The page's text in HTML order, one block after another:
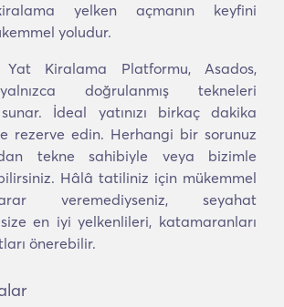
yelken açmanın keyfini
yoludur.
Yat Kiralama Platformu, Asados,
doğrulanmış tekneleri
İdeal yatınızı birkaç dakika
rezerve edin. Herhangi bir sorunuz
tekne sahibiyle veya bizimle
Hâlâ tatiliniz için mükemmel
veremediyseniz, seyahat
size en iyi yelkenlileri, katamaranları
önerebilir.